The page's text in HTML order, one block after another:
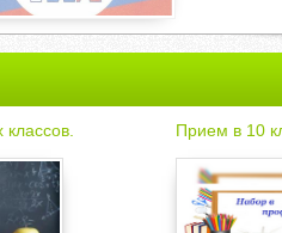
Прием в 10